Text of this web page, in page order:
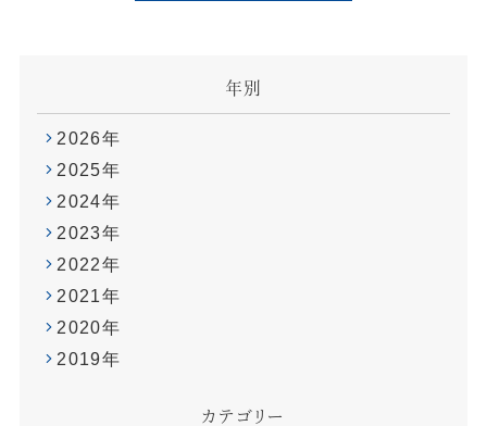
年別
2026年
2025年
2024年
2023年
2022年
2021年
2020年
2019年
カテゴリー